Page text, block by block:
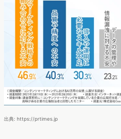
出典: https://prtimes.jp